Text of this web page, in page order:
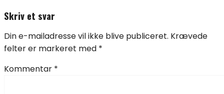
Skriv et svar
Din e-mailadresse vil ikke blive publiceret. Krævede
felter er markeret med *
Kommentar *